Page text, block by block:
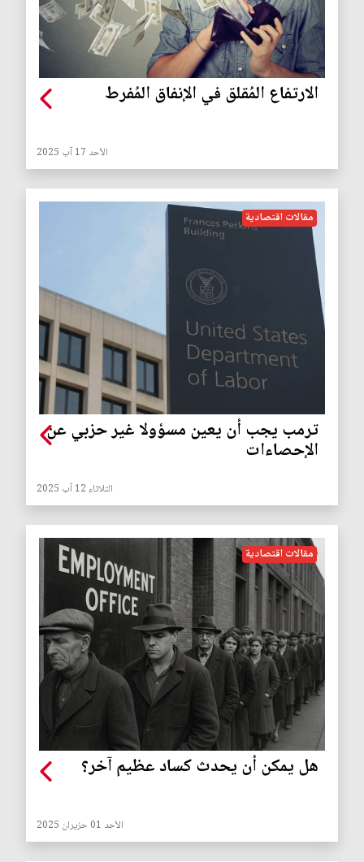
الارتفاع المُقلق في الإنفاق المُفرط
الأحد 17 آب 2025
مقالات اقتصادية
ترمب يجب أن يعين مسؤولا غير حزبي عن
الإحصاءات
الثلاثاء 12 آب 2025
مقالات اقتصادية
هل يمكن أن يحدث كساد عظيم آخر؟
الأحد 01 حزيران 2025